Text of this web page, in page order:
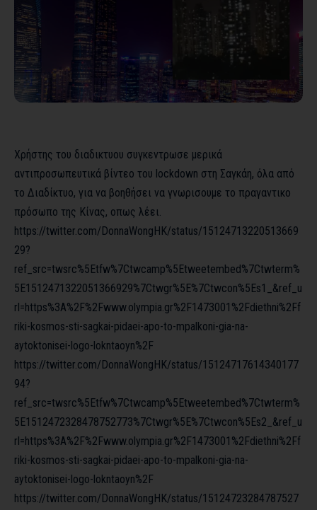
Χρήστης του διαδικτυου συγκεντρωσε μερικά
αντιπροσωπευτικά βίντεο του lockdown στη Σαγκάη, όλα από
το Διαδίκτυο, για να βοηθήσει να γνωρισουμε το πραγαντικο
πρόσωπο της Κίνας, οπως λέει.
https://twitter.com/DonnaWongHK/status/15124713220513669
29?
ref_src=twsrc%5Etfw%7Ctwcamp%5Etweetembed%7Ctwterm%
5E1512471322051366929%7Ctwgr%5E%7Ctwcon%5Es1_&ref_u
rl=https%3A%2F%2Fwww.olympia.gr%2F1473001%2Fdiethni%2Ff
riki-kosmos-sti-sagkai-pidaei-apo-to-mpalkoni-gia-na-
aytoktonisei-logo-lokntaoyn%2F
https://twitter.com/DonnaWongHK/status/15124717614340177
94?
ref_src=twsrc%5Etfw%7Ctwcamp%5Etweetembed%7Ctwterm%
5E1512472328478752773%7Ctwgr%5E%7Ctwcon%5Es2_&ref_u
rl=https%3A%2F%2Fwww.olympia.gr%2F1473001%2Fdiethni%2Ff
riki-kosmos-sti-sagkai-pidaei-apo-to-mpalkoni-gia-na-
aytoktonisei-logo-lokntaoyn%2F
https://twitter.com/DonnaWongHK/status/15124723284787527